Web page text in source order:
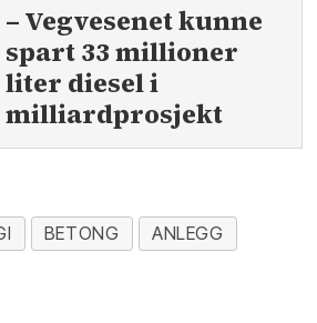
– Vegvesenet kunne
spart 33 millioner
liter diesel i
milliardprosjekt
BETONG ANLEGG